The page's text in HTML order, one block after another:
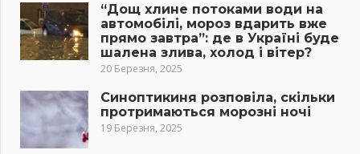
“Дощ хлине потоками води на
автомобілі, мороз вдарить вже
прямо завтра”: де в Україні буде
шалена злива, холод і вітер?
20 Березня, 2025
Синоптикиня розповіла, скільки
протримаються морозні ночі
19 Березня, 2025